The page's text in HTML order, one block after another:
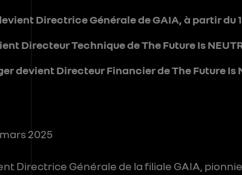
Directrice Générale de GAIA, à partir du 1
Directeur Technique de The Future Is
devient Directeur Financier de The Future Is
2025
Directrice Générale de la filiale GAIA,